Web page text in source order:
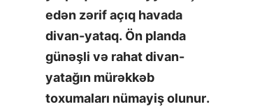
edən zərif açıq havada
divan-yataq. Ön planda
günəşli və rahat divan-
yatağın mürəkkəb
toxumaları nümayiş olunur.